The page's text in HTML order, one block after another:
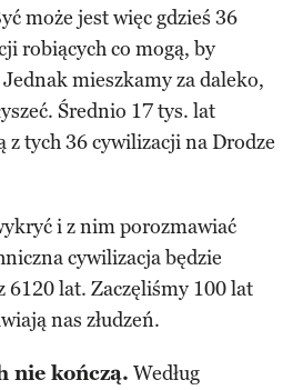
może jest więc gdzieś 36
robiących co mogą, by
mieszkamy za daleko,
Średnio 17 tys. lat
z tych 36 cywilizacji na Drodze
i z nim porozmawiać
cywilizacja będzie
6120 lat. Zaczęliśmy 100 lat
nas złudzeń.
nie kończą. Według